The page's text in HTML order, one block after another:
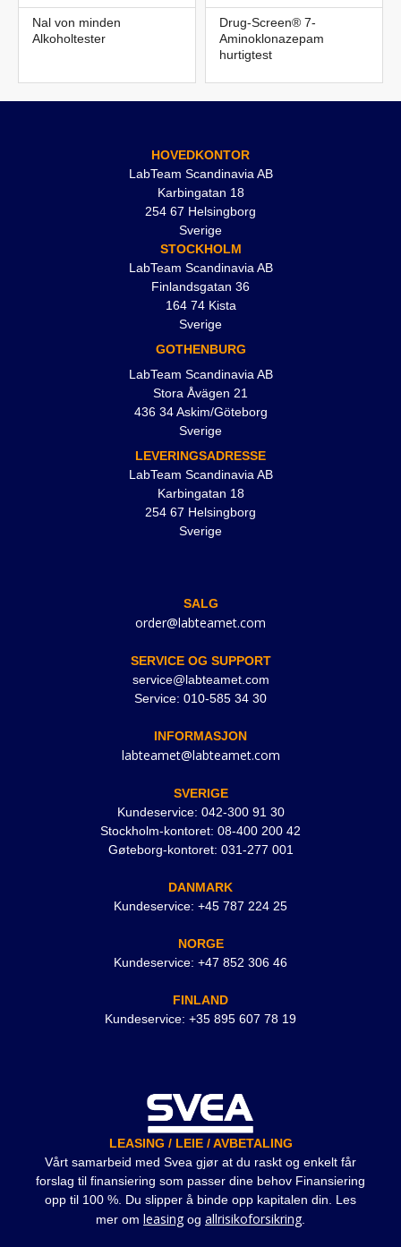
Nal von minden
Alkoholtester
Drug-Screen® 7-
Aminoklonazepam
hurtigtest
HOVEDKONTOR
LabTeam Scandinavia AB
Karbingatan 18
254 67 Helsingborg
Sverige
STOCKHOLM
LabTeam Scandinavia AB
Finlandsgatan 36
164 74 Kista
Sverige
GOTHENBURG
LabTeam Scandinavia AB
Stora Åvägen 21
436 34 Askim/Göteborg
Sverige
LEVERINGSADRESSE
LabTeam Scandinavia AB
Karbingatan 18
254 67 Helsingborg
Sverige
SALG
order@labteamet.com
SERVICE OG SUPPORT
service@labteamet.com
Service: 010-585 34 30
INFORMASJON
labteamet@labteamet.com
SVERIGE
Kundeservice: 042-300 91 30
Stockholm-kontoret: 08-400 200 42
Gøteborg-kontoret: 031-277 001
DANMARK
Kundeservice: +45 787 224 25
NORGE
Kundeservice: +47 852 306 46
FINLAND
Kundeservice: +35 895 607 78 19
LEASING / LEIE / AVBETALING
Vårt samarbeid med Svea gjør at du raskt og enkelt får
forslag til finansiering som passer dine behov Finansiering
opp til 100 %. Du slipper å binde opp kapitalen din. Les
mer om leasingog allrisikoforsikring.